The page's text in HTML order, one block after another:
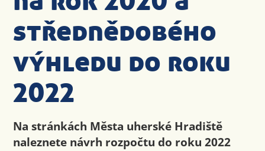
střednědobého
výhledu do roku
2022
Na stránkách Města uherské Hradiště
naleznete návrh rozpočtu do roku 2022